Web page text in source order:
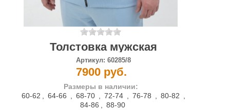
Толстовка мужская
Артикул: 60285/8
7900 руб.
Размеры в наличии:
60-62 , 64-66 , 68-70 , 72-74 , 76-78 , 80-82 ,
84-86 , 88-90